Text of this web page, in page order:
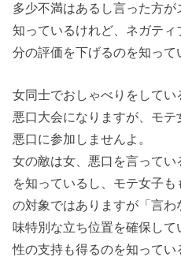
多少不満はあるし言った方
知っているけれど、ネガテ
分の評価を下げるのを知って
女同士でおしゃべりをして
悪口大会になりますが、モ
悪口に参加しませんよ。
女の敵は女、悪口を言って
を知っているし、モテ女子
の対象ではありますが「言
味特別な立ち位置を確保し
性の支持も得るのを知ってい